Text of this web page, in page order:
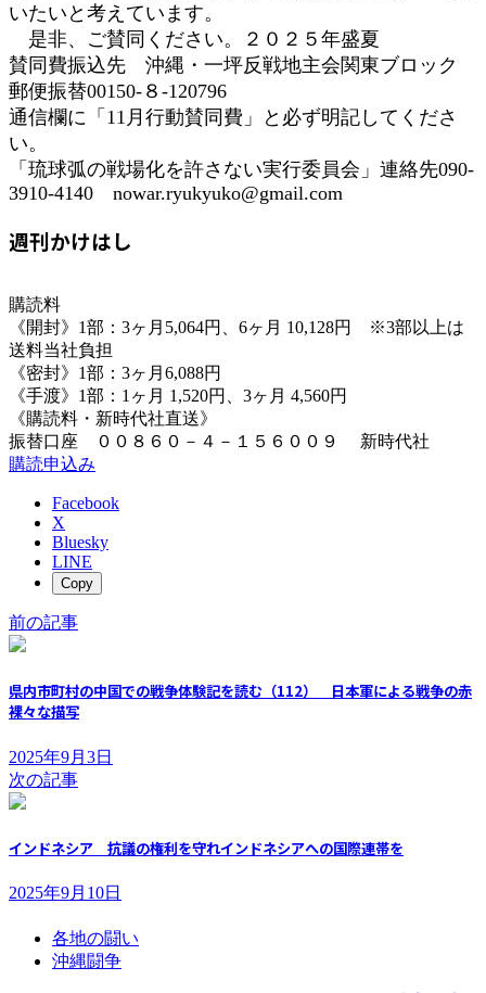
いたいと考えています。
是非、ご賛同ください。２０２５年盛夏
賛同費振込先 沖縄・一坪反戦地主会関東ブロック
郵便振替00150-８-120796
通信欄に「11月行動賛同費」と必ず明記してくださ
い。
「琉球弧の戦場化を許さない実行委員会」連絡先090-
3910-4140 nowar.ryukyuko@gmail.com
週刊かけはし
購読料
《開封》1部：3ヶ月5,064円、6ヶ月 10,128円 ※3部以上は
送料当社負担
《密封》1部：3ヶ月6,088円
《手渡》1部：1ヶ月 1,520円、3ヶ月 4,560円
《購読料・新時代社直送》
振替口座 ００８６０－４－１５６００９ 新時代社
購読申込み
Facebook
X
Bluesky
LINE
Copy
前の記事
県内市町村の中国での戦争体験記を読む（112） 日本軍による戦争の赤
裸々な描写
2025年9月3日
次の記事
インドネシア 抗議の権利を守れインドネシアへの国際連帯を
2025年9月10日
各地の闘い
沖縄闘争